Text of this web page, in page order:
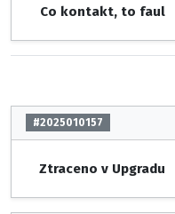
Co kontakt, to faul
#2025010157
Ztraceno v Upgradu